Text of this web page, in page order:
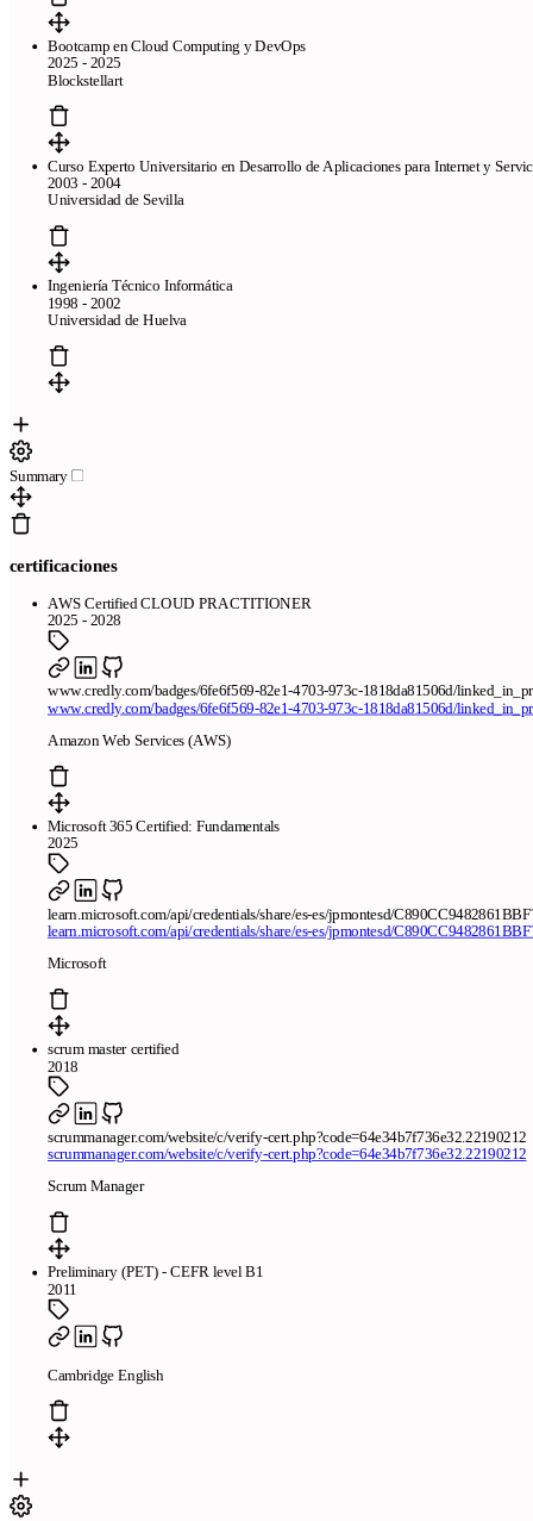
Bootcamp en Cloud Computing y DevOps
2025 - 2025
Blockstellart
Curso Experto Universitario en Desarrollo de Aplicaciones para Internet y
2003 - 2004
Universidad de Sevilla
Ingeniería Técnico Informática
1998 - 2002
Universidad de Huelva
Summary
certificaciones
AWS Certified CLOUD PRACTITIONER
2025 - 2028
www.credly.com/badges/6fe6f569-82e1-4703-973c-1818da81506d/
www.credly.com/badges/6fe6f569-82e1-4703-973c-1818da81506d/
Amazon Web Services (AWS)
Microsoft 365 Certified: Fundamentals
2025
learn.microsoft.com/api/credentials/share/es-es/jpmontesd/
learn.microsoft.com/api/credentials/share/es-es/jpmontesd/
Microsoft
scrum master certified
2018
scrummanager.com/website/c/verify-cert.php?code=64e34b7f736e32.22190212
scrummanager.com/website/c/verify-cert.php?code=64e34b7f736e32.22190212
Scrum Manager
Preliminary (PET) - CEFR level B1
2011
Cambridge English